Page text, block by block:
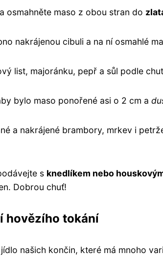
osmahněte maso z obou stran do
nakrájenou cibuli a na ní osmahlé
list, majoránku, pepř a sůl podle
bylo maso ponořené asi o 2 cm a
a nakrájené brambory, mrkev i
s knedlíkem nebo
Dobrou chuť!
hovězího tokání
našich končin, které má mnoho